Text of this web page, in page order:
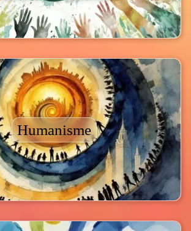
Humanisme